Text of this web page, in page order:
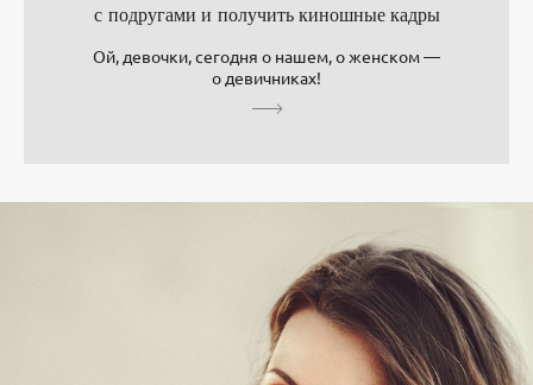
с подругами и получить киношные кадры
Ой, девочки, сегодня о нашем, о женском —
о девичниках!